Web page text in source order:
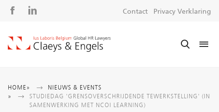
Social
Contact Privacy Verklaring
Kruimelpad
HOME
NIEUWS & EVENTS
STUDIEDAG 'GRENSOVERSCHRIJDENDE TEWERKSTELLING' (IN
SAMENWERKING MET NCOI LEARNING)